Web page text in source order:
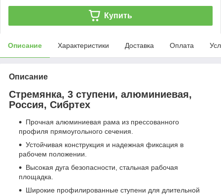
Купить
Описание Характеристики Доставка Оплата
Описание
Стремянка, 3 ступени, алюминиевая,
Россия, Сибртех
Прочная алюминиевая рама из прессованного
профиля прямоугольного сечения.
Устойчивая конструкция и надежная фиксация в
рабочем положении.
Высокая дуга безопасности, стальная рабочая
площадка.
Широкие профилированные ступени для длительной